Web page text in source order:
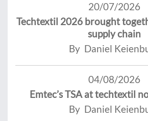
20/07/2026
Techtextil 2026 brought
supply chain
By Daniel
04/08/2026
Emtec’s TSA at techtextil
By Daniel